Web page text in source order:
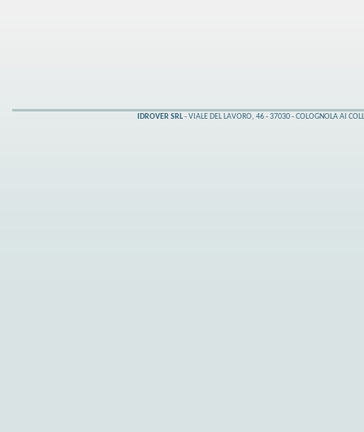
IDROVER SRL- VIALE DEL LAVORO, 46 - 37030 - COLOGNOLA AI